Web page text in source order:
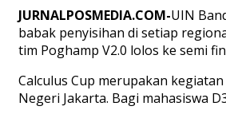
JURNALPOSMEDIA.COM-UIN
babak penyisihan di setiap
tim Poghamp V2.0 lolos ke semi
Calculus Cup merupakan
Negeri Jakarta. Bagi mahasiswa